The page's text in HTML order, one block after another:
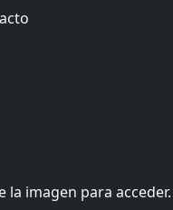
la imagen para acceder.